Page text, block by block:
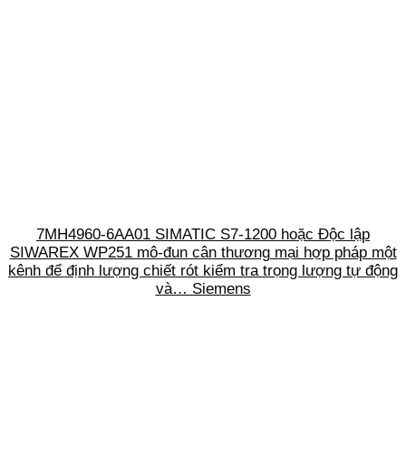
7MH4960-6AA01 SIMATIC S7-1200 hoặc Độc lập
SIWAREX WP251 mô-đun cân thương mại hợp pháp một
kênh để định lượng chiết rót kiểm tra trọng lượng tự động
và… Siemens